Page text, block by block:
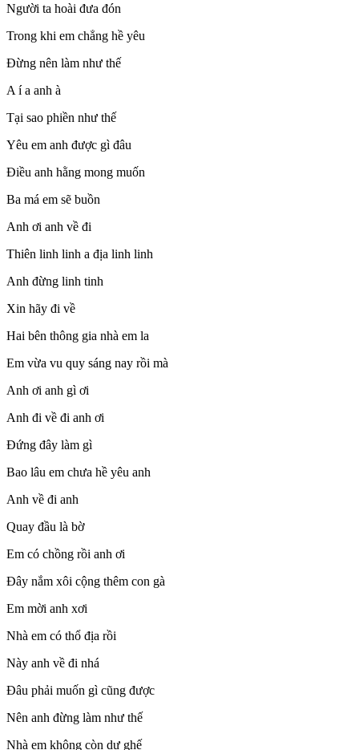
Người ta hoài đưa đón
Trong khi em chẳng hề yêu
Đừng nên làm như thế
A í a anh à
Tại sao phiền như thế
Yêu em anh được gì đâu
Điều anh hằng mong muốn
Ba má em sẽ buồn
Anh ơi anh về đi
Thiên linh linh a địa linh linh
Anh đừng linh tinh
Xin hãy đi về
Hai bên thông gia nhà em la
Em vừa vu quy sáng nay rồi mà
Anh ơi anh gì ơi
Anh đi về đi anh ơi
Đứng đây làm gì
Bao lâu em chưa hề yêu anh
Anh về đi anh
Quay đầu là bờ
Em có chồng rồi anh ơi
Đây nắm xôi cộng thêm con gà
Em mời anh xơi
Nhà em có thổ địa rồi
Này anh về đi nhá
Đâu phải muốn gì cũng được
Nên anh đừng làm như thế
Nhà em không còn dư ghế